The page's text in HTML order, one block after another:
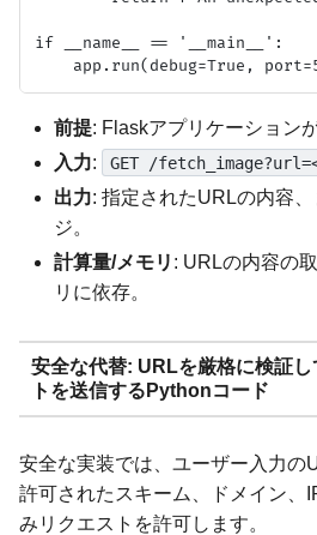
if __name__ == '__main__':
前提: Flaskアプリケーション
入力: GET /fetch_image?url=<
出力: 指定されたURLの内容
ジ。
計算量/メモリ : URLの内容の
リに依存。
安全な代替: URLを厳格に検証
トを送信するPythonコード
安全な実装では、ユーザー入力の
許可されたスキーム、ドメイン、
みリクエストを許可します。